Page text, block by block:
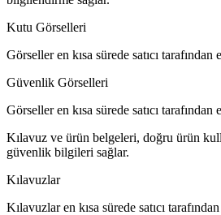
Kutu Görselleri
Görseller en kısa sürede satıcı tarafından
Güvenlik Görselleri
Görseller en kısa sürede satıcı tarafından
Kılavuz ve ürün belgeleri, doğru ürün
güvenlik bilgileri sağlar.
Kılavuzlar
Kılavuzlar en kısa sürede satıcı